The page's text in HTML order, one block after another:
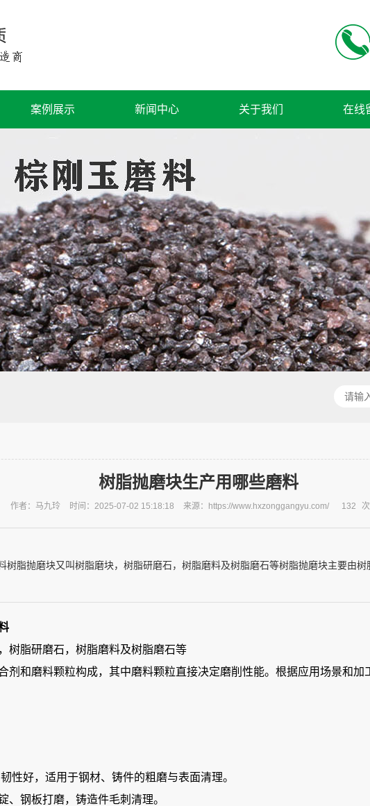
案例展示 新闻中心 关于我们 在线
树脂抛磨块生产用哪些磨料
作者：马九玲 时间：2025-07-02 15:18:18 来源：https://www.hxzonggangyu.com/ 132
树脂抛磨块又叫树脂磨块，树脂研磨石，树脂磨料及树脂磨石等树脂抛磨块主要由
树脂研磨石，树脂磨料及树脂磨石等
剂和‌磨料颗粒‌构成，其中磨料颗粒直接决定磨削性能。根据应用场景和加
性好，适用于钢材、铸件的粗磨与表面清理‌。
、钢板打磨，铸造件毛刺清理‌。